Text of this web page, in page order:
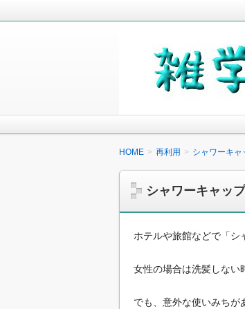
雑学の小箱
毎日の生活の中で気
少しでも役に立つこと
HOME 再利用 シャワーキ
シャワーキャッ
ホテルや旅館などで「シ
女性の場合は洗髪しない
でも、意外な使いみちが